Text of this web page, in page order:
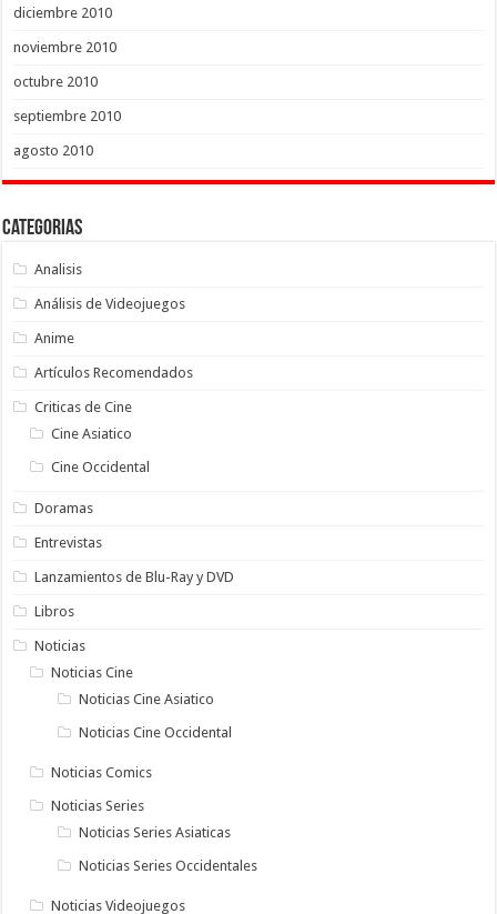
diciembre 2010
noviembre 2010
octubre 2010
septiembre 2010
agosto 2010
Categorias
Analisis
Análisis de Videojuegos
Anime
Artículos Recomendados
Criticas de Cine
Cine Asiatico
Cine Occidental
Doramas
Entrevistas
Lanzamientos de Blu-Ray y DVD
Libros
Noticias
Noticias Cine
Noticias Cine Asiatico
Noticias Cine Occidental
Noticias Comics
Noticias Series
Noticias Series Asiaticas
Noticias Series Occidentales
Noticias Videojuegos